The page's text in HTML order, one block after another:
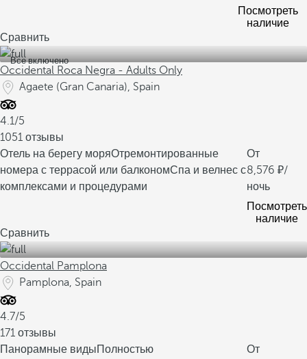
Посмотреть
наличие
Сравнить
Все включено
Occidental Roca Negra - Adults Only
Agaete (Gran Canaria), Spain
4.1/5
1051 отзывы
Отель на берегу моряОтремонтированные
номера с террасой или балкономСпа и велнес с
комплексами и процедурами
От
8,576
/
ночь
Посмотреть
наличие
Сравнить
Occidental Pamplona
Pamplona, Spain
4.7/5
171 отзывы
Панорамные видыПолностью
От